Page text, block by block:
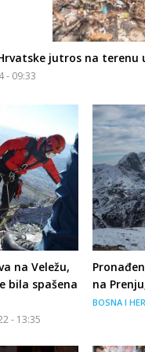
jutros na terenu
- 09:33
na Veležu,
bila spašena
- 13:35
na
BOSNA I